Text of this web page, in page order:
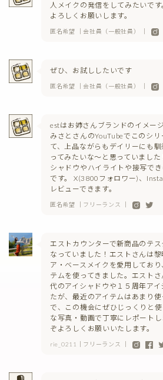
人メイクの発信をしてみたいです
よろしくお願いします。
匿名希望 ｜会社員（一般社員） ｜
ぜひ、お試ししたいです
匿名希望 ｜会社員（一般社員） ｜
estはお姉さんブランドのイメー
みさとさんのYouTubeでこのシ
て、上品ながらもデイリーにも
ってみたいな〜と思っていまし
シャドウやハイライトや接写で
です。 X(3800フォロワー)、
レビューできます。
匿名希望 ｜フリーランス ｜
エストカウンターで新商品のテ
なっていました！エストさんは
ア・ベースメイクを愛用してお
テムを使ってきました。エスト
代のアイシャドウや１５周年ア
たが、最近のアイテムはあまり
で、この機会にぜひじっくりと
な写真・動画で丁寧にレポート
ぞよろしくお願いいたします。
rie_0211｜フリーランス ｜